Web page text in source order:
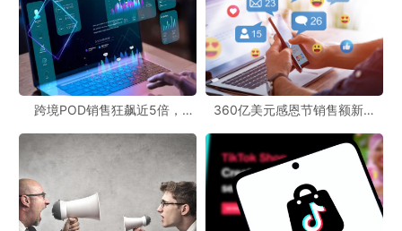
跨境POD销售狂飙近5倍，
360亿美元感恩节销售额新纪
新风潮！